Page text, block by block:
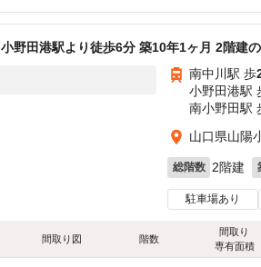
小野田港駅より徒歩6分 築10年1ヶ月 2階建
南中川駅 歩
小野田港駅
南小野田駅
山口県山陽
総階数 2階建
駐車場あり
間取り図 階数
間取り
専有面積